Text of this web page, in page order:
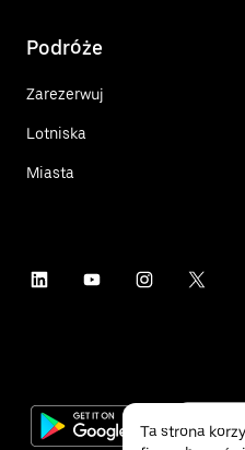
Podróże
Zarezerwuj
Lotniska
Miasta
Ta strona